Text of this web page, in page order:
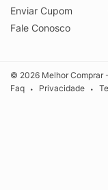
Enviar Cupom
Fale Conosco
© 2026 Melhor Comprar
Faq
• Privacidade •